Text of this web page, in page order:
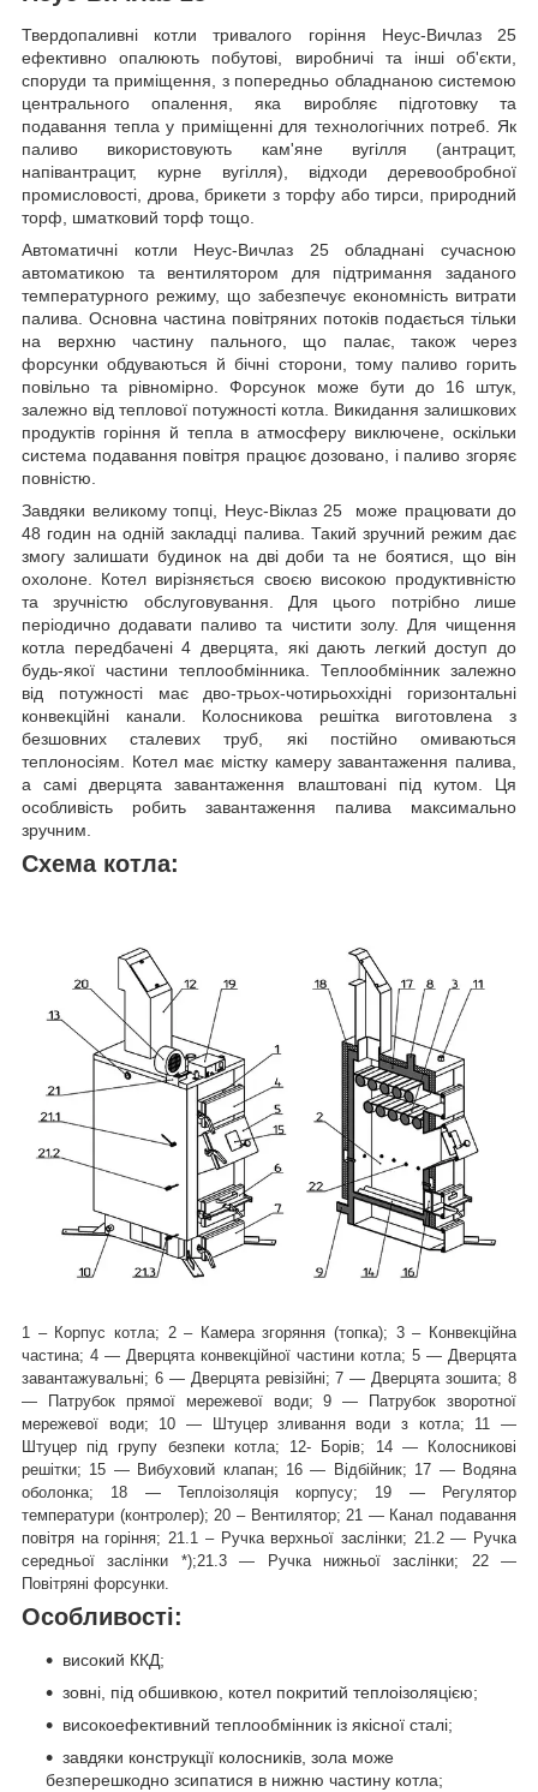
Твердопаливні котли тривалого горіння Неус-Вичлаз 25
ефективно опалюють побутові, виробничі та інші об'єкти,
споруди та приміщення, з попередньо обладнаною системою
центрального опалення, яка виробляє підготовку та
подавання тепла у приміщенні для технологічних потреб. Як
паливо використовують кам'яне вугілля (антрацит,
напівантрацит, курне вугілля), відходи деревообробної
промисловості, дрова, брикети з торфу або тирси, природний
торф, шматковий торф тощо.
Автоматичні котли Неус-Вичлаз 25 обладнані сучасною
автоматикою та вентилятором для підтримання заданого
температурного режиму, що забезпечує економність витрати
палива. Основна частина повітряних потоків подається тільки
на верхню частину пального, що палає, також через
форсунки обдуваються й бічні сторони, тому паливо горить
повільно та рівномірно. Форсунок може бути до 16 штук,
залежно від теплової потужності котла. Викидання залишкових
продуктів горіння й тепла в атмосферу виключене, оскільки
система подавання повітря працює дозовано, і паливо згоряє
повністю.
Завдяки великому топці, Неус-Віклаз 25 може працювати до
48 годин на одній закладці палива. Такий зручний режим дає
змогу залишати будинок на дві доби та не боятися, що він
охолоне. Котел вирізняється своєю високою продуктивністю
та зручністю обслуговування. Для цього потрібно лише
періодично додавати паливо та чистити золу. Для чищення
котла передбачені 4 дверцята, які дають легкий доступ до
будь-якої частини теплообмінника. Теплообмінник залежно
від потужності має дво-трьох-чотирьоххідні горизонтальні
конвекційні канали. Колосникова решітка виготовлена з
безшовних сталевих труб, які постійно омиваються
теплоносіям. Котел має містку камеру завантаження палива,
а самі дверцята завантаження влаштовані під кутом. Ця
особливість робить завантаження палива максимально
зручним.
Схема котла:
1 – Корпус котла; 2 – Камера згоряння (топка); 3 – Конвекційна
частина; 4 — Дверцята конвекційної частини котла; 5 — Дверцята
завантажувальні; 6 — Дверцята ревізійні; 7 — Дверцята зошита; 8
— Патрубок прямої мережевої води; 9 — Патрубок зворотної
мережевої води; 10 — Штуцер зливання води з котла; 11 —
Штуцер під групу безпеки котла; 12- Борів; 14 — Колосникові
решітки; 15 — Вибуховий клапан; 16 — Відбійник; 17 — Водяна
оболонка; 18 — Теплоізоляція корпусу; 19 — Регулятор
температури (контролер); 20 – Вентилятор; 21 — Канал подавання
повітря на горіння; 21.1 – Ручка верхньої заслінки; 21.2 — Ручка
середньої заслінки *);21.3 — Ручка нижньої заслінки; 22 —
Повітряні форсунки.
Особливості:
високий ККД;
зовні, під обшивкою, котел покритий теплоізоляцією;
високоефективний теплообмінник із якісної сталі;
завдяки конструкції колосників, зола може
безперешкодно зсипатися в нижню частину котла;